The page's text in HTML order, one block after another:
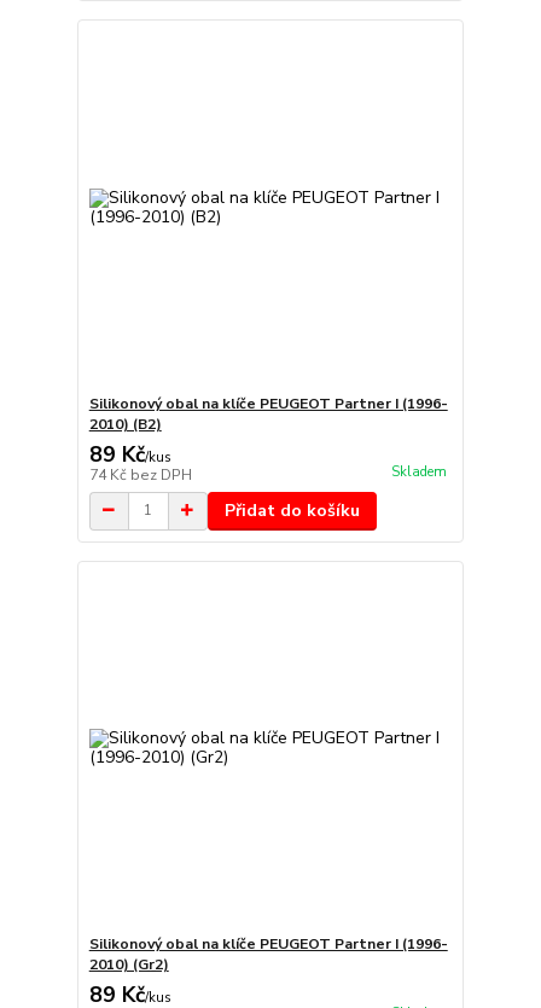
Silikonový obal na klíče PEUGEOT Partner I (1996-
2010) (B2)
89 Kč/kus
74 Kč bez DPH Skladem
Přidat do košíku
Silikonový obal na klíče PEUGEOT Partner I (1996-
2010) (Gr2)
89 Kč/kus